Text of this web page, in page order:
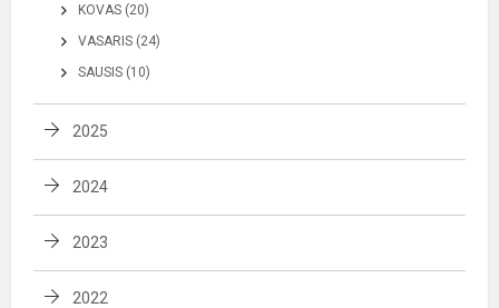
KOVAS (20)
VASARIS (24)
SAUSIS (10)
2025
2024
2023
2022